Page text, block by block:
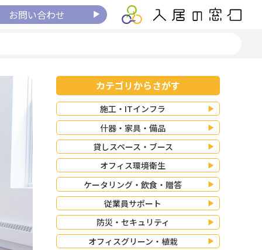
お問い合わせ
カテゴリからさがす
施工・ITインフラ
什器・家具・備品
貸しスペース・ブース
オフィス環境衛生
ケータリング・飲食・贈答
従業員サポート
防災・セキュリティ
オフィスグリーン・植栽